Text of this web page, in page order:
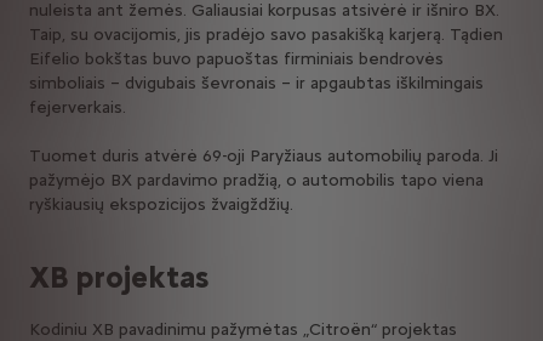
nuleista ant žemės. Galiausiai korpusas atsivėrė ir išniro BX.
Taip, su ovacijomis, jis pradėjo savo pasakišką karjerą. Tądien
Eifelio bokštas buvo papuoštas firminiais bendrovės
simboliais – dvigubais ševronais – ir apgaubtas iškilmingais
fejerverkais.
Tuomet duris atvėrė 69-oji Paryžiaus automobilių paroda. Ji
pažymėjo BX pardavimo pradžią, o automobilis tapo viena
ryškiausių ekspozicijos žvaigždžių.
XB projektas
Kodiniu XB pavadinimu pažymėtas „Citroën“ projektas